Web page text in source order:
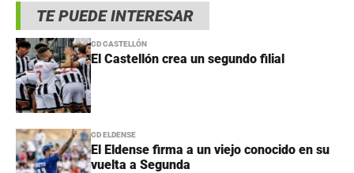
TE PUEDE INTERESAR
CD CASTELLÓN
El Castellón crea un segundo filial
CD ELDENSE
El Eldense firma a un viejo conocido en su
vuelta a Segunda